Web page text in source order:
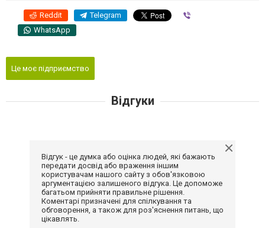
Reddit Telegram
WhatsApp
Це моє підприємство
Відгуки
Відгук - це думка або оцінка людей, які бажають
передати досвід або враження іншим
користувачам нашого сайту з обов'язковою
аргументацією залишеного відгука. Це допоможе
багатьом прийняти правильне рішення.
Коментарі призначені для спілкування та
обговорення, а також для роз'яснення питань, що
цікавлять.